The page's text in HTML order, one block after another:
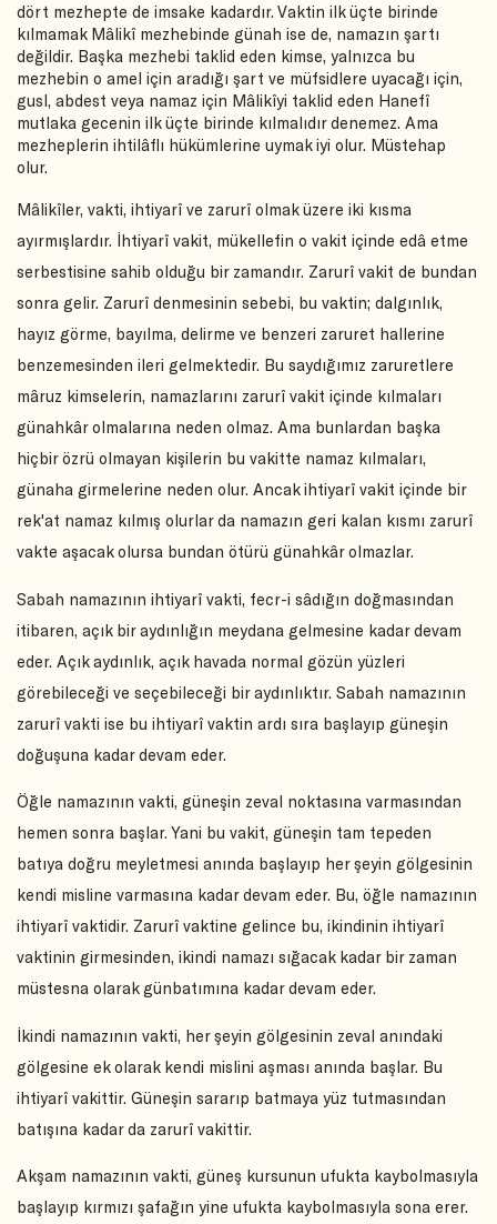
dört mezhepte de imsake kadardır. Vaktin ilk üçte birinde
kılmamak Mâlikî mezhebinde günah ise de, namazın şartı
değildir. Başka mezhebi taklid eden kimse, yalnızca bu
mezhebin o amel için aradığı şart ve müfsidlere uyacağı için,
gusl, abdest veya namaz için Mâlikîyi taklid eden Hanefî
mutlaka gecenin ilk üçte birinde kılmalıdır denemez. Ama
mezheplerin ihtilâflı hükümlerine uymak iyi olur. Müstehap
olur.
Mâlikîler, vakti, ihtiyarî ve zarurî olmak üzere iki kısma
ayırmışlardır. İhtiyarî vakit, mükellefin o vakit içinde edâ etme
serbestisine sahib olduğu bir zamandır. Zarurî vakit de bundan
sonra gelir. Zarurî denmesinin sebebi, bu vaktin; dalgınlık,
hayız görme, bayılma, delirme ve benzeri zaruret hallerine
benzemesinden ileri gelmektedir. Bu saydığımız zaruretlere
mâruz kimselerin, namazlarını zarurî vakit içinde kılmaları
günahkâr olmalarına neden olmaz. Ama bunlardan başka
hiçbir özrü olmayan kişilerin bu vakitte namaz kılmaları,
günaha girmelerine neden olur. Ancak ihtiyarî vakit içinde bir
rek'at namaz kılmış olurlar da namazın geri kalan kısmı zarurî
vakte aşacak olursa bundan ötürü günahkâr olmazlar.
Sabah namazının ihtiyarî vakti, fecr-i sâdığın doğmasından
itibaren, açık bir aydınlığın meydana gelmesine kadar devam
eder. Açık aydınlık, açık havada normal gözün yüzleri
görebileceği ve seçebileceği bir aydınlıktır. Sabah namazının
zarurî vakti ise bu ihtiyarî vaktin ardı sıra başlayıp güneşin
doğuşuna kadar devam eder.
Öğle namazının vakti, güneşin zeval noktasına varmasından
hemen sonra başlar. Yani bu vakit, güneşin tam tepeden
batıya doğru meyletmesi anında başlayıp her şeyin gölgesinin
kendi misline varmasına kadar devam eder. Bu, öğle namazının
ihtiyarî vaktidir. Zarurî vaktine gelince bu, ikindinin ihtiyarî
vaktinin girmesinden, ikindi namazı sığacak kadar bir zaman
müstesna olarak günbatımına kadar devam eder.
İkindi namazının vakti, her şeyin gölgesinin zeval anındaki
gölgesine ek olarak kendi mislini aşması anında başlar. Bu
ihtiyarî vakittir. Güneşin sararıp batmaya yüz tutmasından
batışına kadar da zarurî vakittir.
Akşam namazının vakti, güneş kursunun ufukta kaybolmasıyla
başlayıp kırmızı şafağın yine ufukta kaybolmasıyla sona erer.